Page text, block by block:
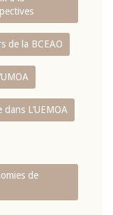
de la BCEAO
L‘UEMOA
de